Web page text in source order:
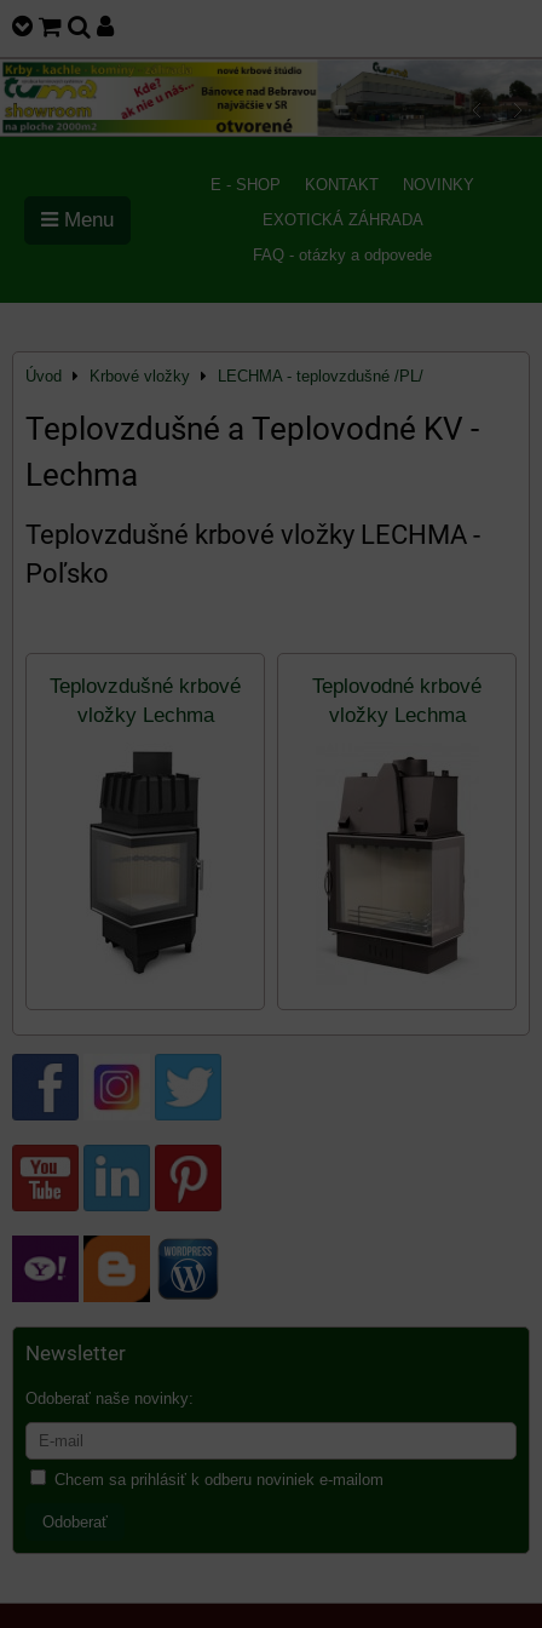
E - SHOP KONTAKT
NOVINKY
EXOTICKÁ ZÁHRADA
FAQ - otázky a odpovede
Menu
Úvod Krbové vložky LECHMA - teplovzdušné /PL/
Teplovzdušné a Teplovodné KV -
Lechma
Teplovzdušné krbové vložky LECHMA -
Poľsko
Teplovzdušné krbové
vložky Lechma
Teplovodné krbové
vložky Lechma
Newsletter
Odoberať naše novinky:
Chcem sa prihlásiť k odberu noviniek e-mailom
Odoberať